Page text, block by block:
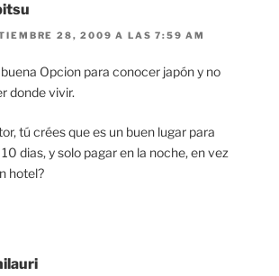
28, 2009 A LAS 7:59 AM
Opcion para conocer japón y no
donde vivir.
tú crées que es un buen lugar para
dias, y solo pagar en la noche, en vez
hotel?